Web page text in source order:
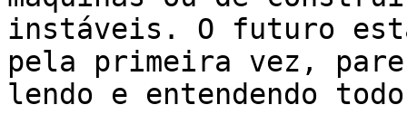
instáveis. O futuro
pela primeira vez,
lendo e entendendo